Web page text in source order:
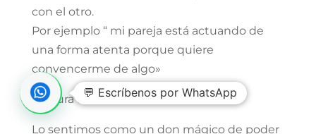
con el otro.
Por ejemplo “ mi pareja está actuando de
una forma atenta porque quiere
convencerme de algo»
Lectura de la mente
Lo sentimos como un don mágico de poder
💬 Escríbenos por WhatsApp